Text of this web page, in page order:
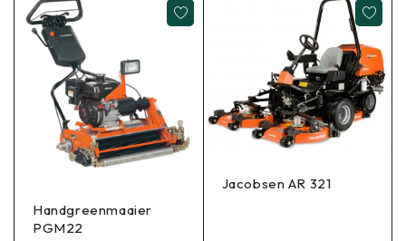
Handgreenmaaier
PGM22
Jacobsen AR 321